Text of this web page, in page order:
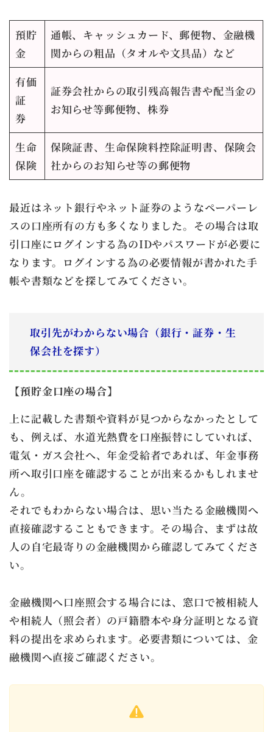
預貯
金
通帳、キャッシュカード、郵便物、金融機
関からの粗品（タオルや文具品）など
有価
証
券
証券会社からの取引残高報告書や配当金の
お知らせ等郵便物、株券
生命
保険
保険証書、生命保険料控除証明書、保険会
社からのお知らせ等の郵便物
最近はネット銀行やネット証券のようなペーパーレ
スの口座所有の方も多くなりました。その場合は取
引口座にログインする為のIDやパスワードが必要に
なります。ログインする為の必要情報が書かれた手
帳や書類などを探してみてください。
取引先がわからない場合（銀行・証券・生
保会社を探す）
【預貯金口座の場合】
上に記載した書類や資料が見つからなかったとして
も、例えば、水道光熱費を口座振替にしていれば、
電気・ガス会社へ、年金受給者であれば、年金事務
所へ取引口座を確認することが出来るかもしれませ
ん。
それでもわからない場合は、思い当たる金融機関へ
直接確認することもできます。その場合、まずは故
人の自宅最寄りの金融機関から確認してみてくださ
い。
金融機関へ口座照会する場合には、窓口で被相続人
や相続人（照会者）の戸籍謄本や身分証明となる資
料の提出を求められます。必要書類については、金
融機関へ直接ご確認ください。